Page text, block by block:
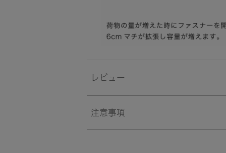
レビュー
注意事項